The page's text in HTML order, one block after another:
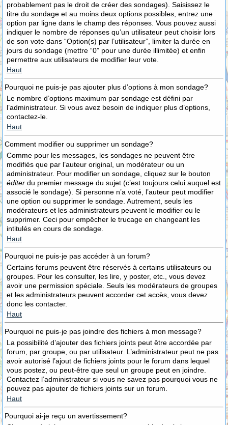
probablement pas le droit de créer des sondages). Saisissez le
titre du sondage et au moins deux options possibles, entrez une
option par ligne dans le champ des réponses. Vous pouvez aussi
indiquer le nombre de réponses qu’un utilisateur peut choisir lors
de son vote dans “Option(s) par l’utilisateur”, limiter la durée en
jours du sondage (mettre “0” pour une durée illimitée) et enfin
permettre aux utilisateurs de modifier leur vote.
Haut
Pourquoi ne puis-je pas ajouter plus d’options à mon sondage?
Le nombre d’options maximum par sondage est défini par
l’administrateur. Si vous avez besoin de indiquer plus d’options,
contactez-le.
Haut
Comment modifier ou supprimer un sondage?
Comme pour les messages, les sondages ne peuvent être
modifiés que par l’auteur original, un modérateur ou un
administrateur. Pour modifier un sondage, cliquez sur le bouton
éditer du premier message du sujet (c’est toujours celui auquel est
associé le sondage). Si personne n’a voté, l’auteur peut modifier
une option ou supprimer le sondage. Autrement, seuls les
modérateurs et les administrateurs peuvent le modifier ou le
supprimer. Ceci pour empêcher le trucage en changeant les
intitulés en cours de sondage.
Haut
Pourquoi ne puis-je pas accéder à un forum?
Certains forums peuvent être réservés à certains utilisateurs ou
groupes. Pour les consulter, les lire, y poster, etc., vous devez
avoir une permission spéciale. Seuls les modérateurs de groupes
et les administrateurs peuvent accorder cet accès, vous devez
donc les contacter.
Haut
Pourquoi ne puis-je pas joindre des fichiers à mon message?
La possibilité d’ajouter des fichiers joints peut être accordée par
forum, par groupe, ou par utilisateur. L’administrateur peut ne pas
avoir autorisé l’ajout de fichiers joints pour le forum dans lequel
vous postez, ou peut-être que seul un groupe peut en joindre.
Contactez l’administrateur si vous ne savez pas pourquoi vous ne
pouvez pas ajouter de fichiers joints sur un forum.
Haut
Pourquoi ai-je reçu un avertissement?